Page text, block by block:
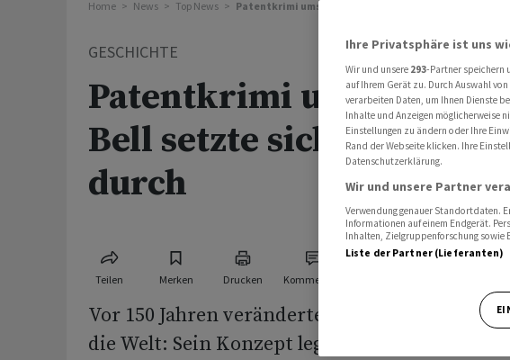
Home News Top News Patentkrimi ums Telefon: Bell setzte sich mit List
GESCHICHTE
Patentkrimi ums
Bell setzte sich mit List
durch
Teilen Merken Drucken Kommentare
Vor 150 Jahren veränderte Alexander Graham
die Welt: Sein Konzept legte den Grundstein
Ihre Privatsphäre ist uns
Wir und unsere 293-Partner speichern
auf Ihrem Gerät zu. Durch Auswahl
verarbeiten Daten, um Ihnen Dienste
Inhalte und Anzeigen möglicherweise
Einstellungen zu ändern oder Ihre
Rand der Webseite klicken. Ihre
Datenschutzerklärung.
Wir und unsere Partner
Verwendung genauer Standortdaten.
Informationen auf einem Endgerät.
Inhalten, Zielgruppenforschung sowie
Liste der Partner (Lieferanten)